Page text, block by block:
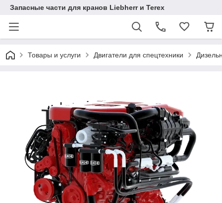
Запасные части для кранов Liebherr и Terex
Товары и услуги Двигатели для спецтехники